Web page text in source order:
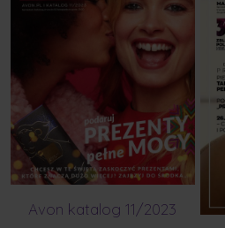
Avon katalog 11/2023